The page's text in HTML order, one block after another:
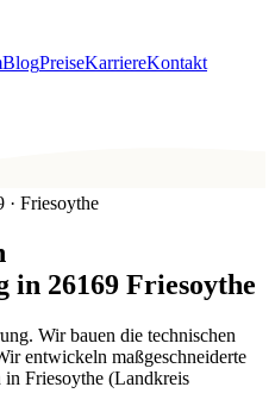
BlogPreiseKarriereKontakt
· Friesoythe
in 26169 Friesoythe
Wir bauen die technischen
entwickeln maßgeschneiderte
Friesoythe (Landkreis